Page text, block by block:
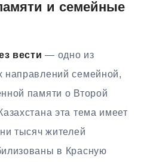
и семейные
вести — одно из
направлений семейной,
памяти о Второй
эта тема имеет
тысяч жителей
в Красную